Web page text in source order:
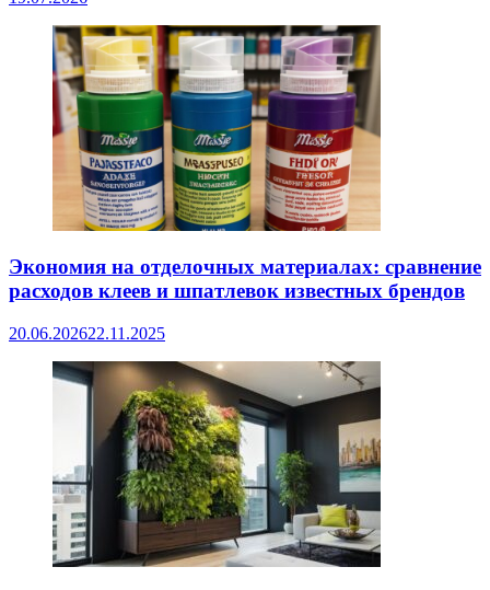
Экономия на отделочных материалах: сравнение
расходов клеев и шпатлевок известных брендов
20.06.202622.11.2025